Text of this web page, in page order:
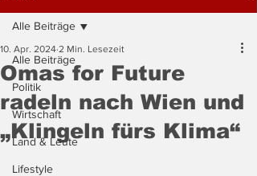
Alle Beiträge
Politik
Wirtschaft
Land & Leute
Lifestyle
Alle Beiträge
Omas for Future
radeln nach Wien und
„Klingeln fürs Klima“
10. Apr. 2024 2 Min. Lesezeit